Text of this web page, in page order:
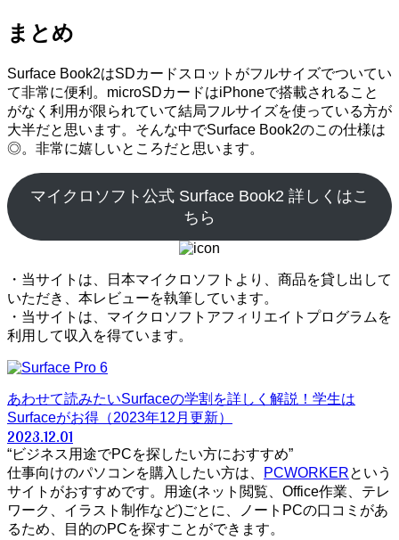
まとめ
Surface Book2はSDカードスロットがフルサイズでついてい
て非常に便利。microSDカードはiPhoneで搭載されること
がなく利用が限られていて結局フルサイズを使っている方が
大半だと思います。そんな中でSurface Book2のこの仕様は
◎。非常に嬉しいところだと思います。
マイクロソフト公式 Surface Book2 詳しくはこ
ちら
・当サイトは、日本マイクロソフトより、商品を貸し出して
いただき、本レビューを執筆しています。
・当サイトは、マイクロソフトアフィリエイトプログラムを
利用して収入を得ています。
あわせて読みたいSurfaceの学割を詳しく解説！学生は
Surfaceがお得（2023年12月更新）
2023.12.01
“ビジネス用途でPCを探したい方におすすめ”
仕事向けのパソコンを購入したい方は、
PCWORKERという
サイトがおすすめです。用途(ネット閲覧、Office作業、テレ
ワーク、イラスト制作など)ごとに、ノートPCの口コミがあ
るため、目的のPCを探すことができます。